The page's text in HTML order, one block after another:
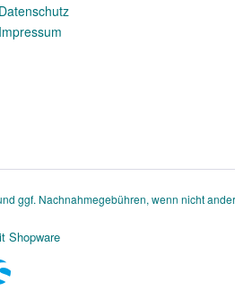
Datenschutz
Impressum
ggf. Nachnahmegebühren, wenn nicht
Shopware